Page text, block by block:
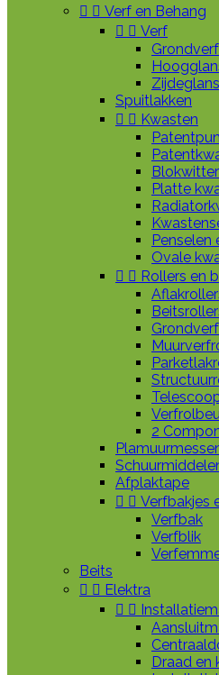
  Verf en Behang
  Verf
Grondverf
Spuitlakken
  Kwasten
Platte
Penselen
Ovale
  Rollers en
2
Afplaktape
  Verfbakjes
Verfbak
Verfblik
Beits
  Elektra
 
Draad en